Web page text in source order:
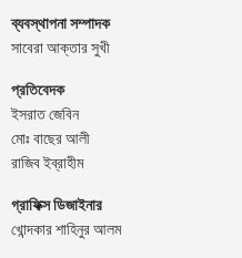
ব্যবস্থাপনা সম্পাদক
সাবেরা আক্তার সুখী
প্রতিবেদক
ইসরাত জেবিন
মোঃ বাছের আলী
রাজিব ইব্রাহীম
গ্রাফিক্স ডিজাইনার
খোন্দকার শাহিনুর আলম